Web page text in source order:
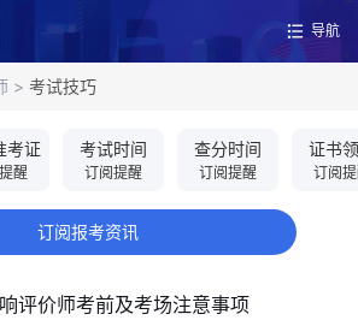
导航
> 考试技巧
考证
醒
考试时间
订阅提醒
查分时间
订阅提醒
证书
订阅
订阅报考资讯
评价师考前及考场注意事项